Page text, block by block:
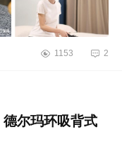
1153 2
尔玛环吸背式